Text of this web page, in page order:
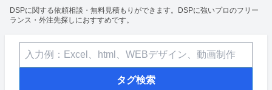
DSPに関する依頼相談・無料見積もりができます。DSPに強いプロのフリー
ランス・外注先探しにおすすめです。
タグ検索